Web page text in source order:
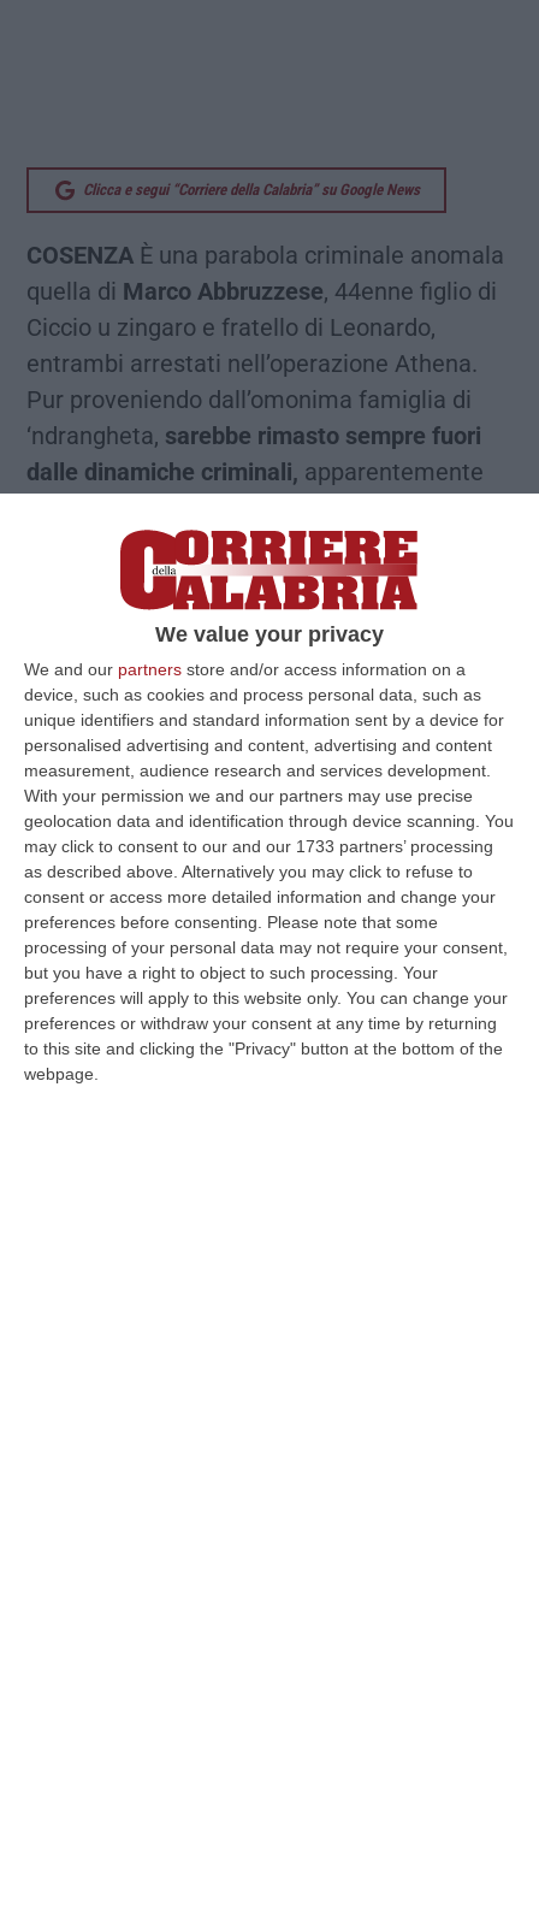
We value your privacy
We and our partners store and/or access information on a
device, such as cookies and process personal data, such as
unique identifiers and standard information sent by a device for
personalised advertising and content, advertising and content
measurement, audience research and services development.
With your permission we and our partners may use precise
geolocation data and identification through device scanning. You
may click to consent to our and our 1733 partners’ processing
as described above. Alternatively you may click to refuse to
consent or access more detailed information and change your
preferences before consenting.
Please note that some
processing of your personal data may not require your consent,
but you have a right to object to such processing. Your
preferences will apply to this website only. You can change your
preferences or withdraw your consent at any time by returning
to this site and clicking the "Privacy" button at the bottom of the
webpage.
Clicca e segui “Corriere della Calabria” su Google News
COSENZA È una parabola criminale anomala
quella di Marco Abbruzzese, 44enne figlio di
Ciccio u zingaro e fratello di Leonardo,
entrambi arrestati nell’operazione Athena.
Pur proveniendo dall’omonima famiglia di
‘ndrangheta, sarebbe rimasto sempre fuori
dalle dinamiche criminali, apparentemente
quelli dei parenti «poiché aveva sempre
preferito dedicarsi all’attività di raccolta e
commercio di materiale ferroso, piuttosto
che ai lucrosi settori illeciti degli
stupefacenti». Lo scrive il gip nell’ordinanza
che oggi ha portato all’arresto di “U
palumm”, il cui destino personale –
apparentemente estraneo alla criminalità
organizzata – sarebbe cambiato proprio con
il blitz del 2023 che ha disarticolato il clan
Abbruzzese.
L’operazione del 2023
Nell’operazione Athena vengono arrestati il